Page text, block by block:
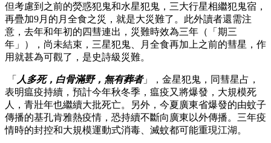
但考慮到之前的熒惑犯鬼和水星犯鬼，三大行星相繼犯鬼宿，
再疊加9月的月全食之災，就是大災難了。此外讀者還需注
意，去年和年初的四彗連出，災難時效為三年（「期三
年」），尚未結束，三星犯鬼、月全食再加上之前的彗星，作
用就甚為可觀了，是史詩級災難。
「 人多死，白骨滿野，無有葬者」，金星犯鬼，同彗星占，
表明瘟疫持續，預計今年秋冬季，瘟疫又將爆發，大規模死
人，青壯年也繼續大批死亡。另外，今夏廣東省爆發的由蚊子
傳播的基孔肯雅熱疫情，恐持續不斷向廣東以外傳播。三年疫
情時的封控和大規模運動式消毒、滅蚊都可能重現江湖。